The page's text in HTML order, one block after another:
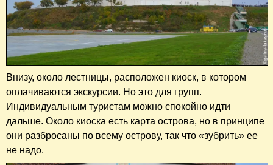
Внизу, около лестницы, расположен киоск, в котором
оплачиваются экскурсии. Но это для групп.
Индивидуальным туристам можно спокойно идти
дальше. Около киоска есть карта острова, но в принципе
они разбросаны по всему острову, так что «зубрить» ее
не надо.